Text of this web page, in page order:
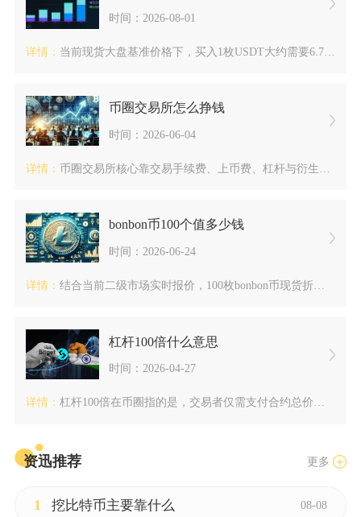
时间：2026-08-01
详情： 当前现货大盘基准价格下，买入1枚USDT大约需要6.76‑6...
币圈交易所怎么挣钱
时间：2026-06-04
详情： 币圈交易所核心靠交易手续费、上币费、杠杆与衍生品、资产服务费...
bonbon币100个值多少钱
时间：2026-06-24
详情： 结合当前二级市场实时报价，100枚bonbon币现货折算人民...
杠杆100倍什么意思
时间：2026-04-27
详情： 杠杆100倍在币圈指的是，交易者仅需支付合约总价值1%的保证...
资迅推荐 更多
1 挖比特币主要靠什么 08-08